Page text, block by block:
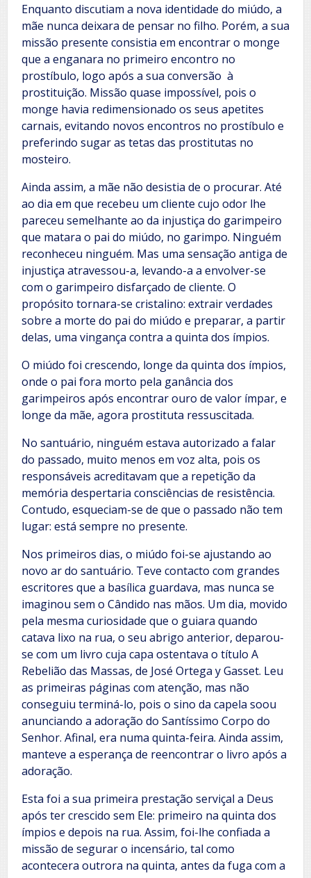
Enquanto discutiam a nova identidade do miúdo, a
mãe nunca deixara de pensar no filho. Porém, a sua
missão presente consistia em encontrar o monge
que a enganara no primeiro encontro no
prostíbulo, logo após a sua conversão à
prostituição. Missão quase impossível, pois o
monge havia redimensionado os seus apetites
carnais, evitando novos encontros no prostíbulo e
preferindo sugar as tetas das prostitutas no
mosteiro.
Ainda assim, a mãe não desistia de o procurar. Até
ao dia em que recebeu um cliente cujo odor lhe
pareceu semelhante ao da injustiça do garimpeiro
que matara o pai do miúdo, no garimpo. Ninguém
reconheceu ninguém. Mas uma sensação antiga de
injustiça atravessou-a, levando-a a envolver-se
com o garimpeiro disfarçado de cliente. O
propósito tornara-se cristalino: extrair verdades
sobre a morte do pai do miúdo e preparar, a partir
delas, uma vingança contra a quinta dos ímpios.
O miúdo foi crescendo, longe da quinta dos ímpios,
onde o pai fora morto pela ganância dos
garimpeiros após encontrar ouro de valor ímpar, e
longe da mãe, agora prostituta ressuscitada.
No santuário, ninguém estava autorizado a falar
do passado, muito menos em voz alta, pois os
responsáveis acreditavam que a repetição da
memória despertaria consciências de resistência.
Contudo, esqueciam-se de que o passado não tem
lugar: está sempre no presente.
Nos primeiros dias, o miúdo foi-se ajustando ao
novo ar do santuário. Teve contacto com grandes
escritores que a basílica guardava, mas nunca se
imaginou sem o Cândido nas mãos. Um dia, movido
pela mesma curiosidade que o guiara quando
catava lixo na rua, o seu abrigo anterior, deparou-
se com um livro cuja capa ostentava o título A
Rebelião das Massas, de José Ortega y Gasset. Leu
as primeiras páginas com atenção, mas não
conseguiu terminá-lo, pois o sino da capela soou
anunciando a adoração do Santíssimo Corpo do
Senhor. Afinal, era numa quinta-feira. Ainda assim,
manteve a esperança de reencontrar o livro após a
adoração.
Esta foi a sua primeira prestação serviçal a Deus
após ter crescido sem Ele: primeiro na quinta dos
ímpios e depois na rua. Assim, foi-lhe confiada a
missão de segurar o incensário, tal como
acontecera outrora na quinta, antes da fuga com a